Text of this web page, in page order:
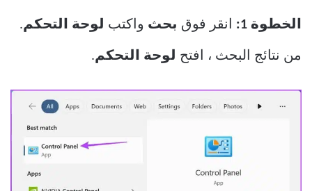
الخطوة 1: انقر فوق بحث واكتب لوحة التحكم.
من نتائج البحث ، افتح لوحة التحكم.